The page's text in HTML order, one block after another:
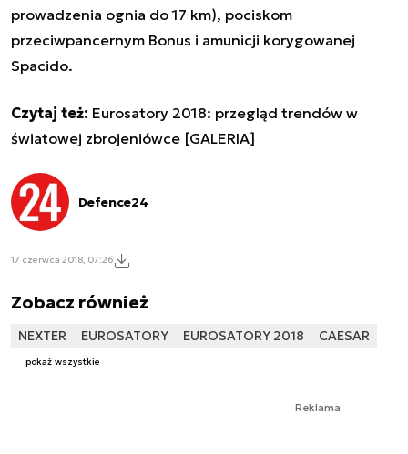
prowadzenia ognia do 17 km), pociskom
przeciwpancernym Bonus i amunicji korygowanej
Spacido.
Czytaj też: Eurosatory 2018: przegląd trendów w
światowej zbrojeniówce [GALERIA]
Defence24
17 czerwca 2018, 07:26
Zobacz również
NEXTER EUROSATORY EUROSATORY 2018 CAESAR
pokaż wszystkie
Reklama